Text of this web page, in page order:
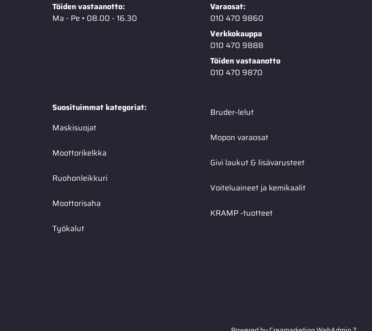
Töiden vastaanotto:
Ma - Pe • 08.00 - 16.30
Varaosat:
010 470 9860
Verkkokauppa
010 470 9888
Töiden vastaanotto
010 470 9870
Suosituimmat kategoriat:
Maskisuojat
Moottorikelkka
Ruohonleikkuri
Moottorisaha
Työkalut
Bruder-lelut
Mopon varaosat
Givi laukut & lisävarusteet
Voiteluaineet ja kemikaalit
KRAMP -tuotteet